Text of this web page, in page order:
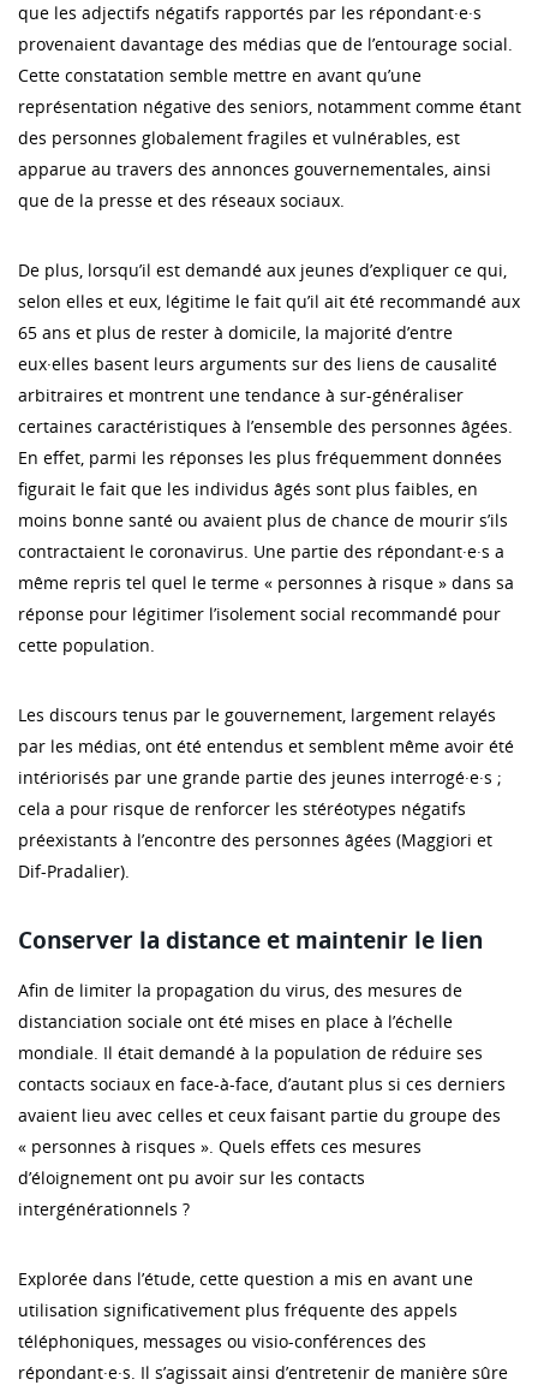
que les adjectifs négatifs rapportés par les répondant·e·s
provenaient davantage des médias que de l’entourage social.
Cette constatation semble mettre en avant qu’une
représentation négative des seniors, notamment comme étant
des personnes globalement fragiles et vulnérables, est
apparue au travers des annonces gouvernementales, ainsi
que de la presse et des réseaux sociaux.
De plus, lorsqu’il est demandé aux jeunes d’expliquer ce qui,
selon elles et eux, légitime le fait qu’il ait été recommandé aux
65 ans et plus de rester à domicile, la majorité d’entre
eux·elles basent leurs arguments sur des liens de causalité
arbitraires et montrent une tendance à sur-généraliser
certaines caractéristiques à l’ensemble des personnes âgées.
En effet, parmi les réponses les plus fréquemment données
figurait le fait que les individus âgés sont plus faibles, en
moins bonne santé ou avaient plus de chance de mourir s’ils
contractaient le coronavirus. Une partie des répondant·e·s a
même repris tel quel le terme « personnes à risque » dans sa
réponse pour légitimer l’isolement social recommandé pour
cette population.
Les discours tenus par le gouvernement, largement relayés
par les médias, ont été entendus et semblent même avoir été
intériorisés par une grande partie des jeunes interrogé·e·s ;
cela a pour risque de renforcer les stéréotypes négatifs
préexistants à l’encontre des personnes âgées (Maggiori et
Dif-Pradalier).
Conserver la distance et maintenir le lien
Afin de limiter la propagation du virus, des mesures de
distanciation sociale ont été mises en place à l’échelle
mondiale. Il était demandé à la population de réduire ses
contacts sociaux en face-à-face, d’autant plus si ces derniers
avaient lieu avec celles et ceux faisant partie du groupe des
« personnes à risques ». Quels effets ces mesures
d’éloignement ont pu avoir sur les contacts
intergénérationnels ?
Explorée dans l’étude, cette question a mis en avant une
utilisation significativement plus fréquente des appels
téléphoniques, messages ou visio-conférences des
répondant·e·s. Il s’agissait ainsi d’entretenir de manière sûre